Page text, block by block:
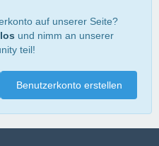
auf unserer Seite?
und nimm an unserer
teil!
Benutzerkonto erstellen